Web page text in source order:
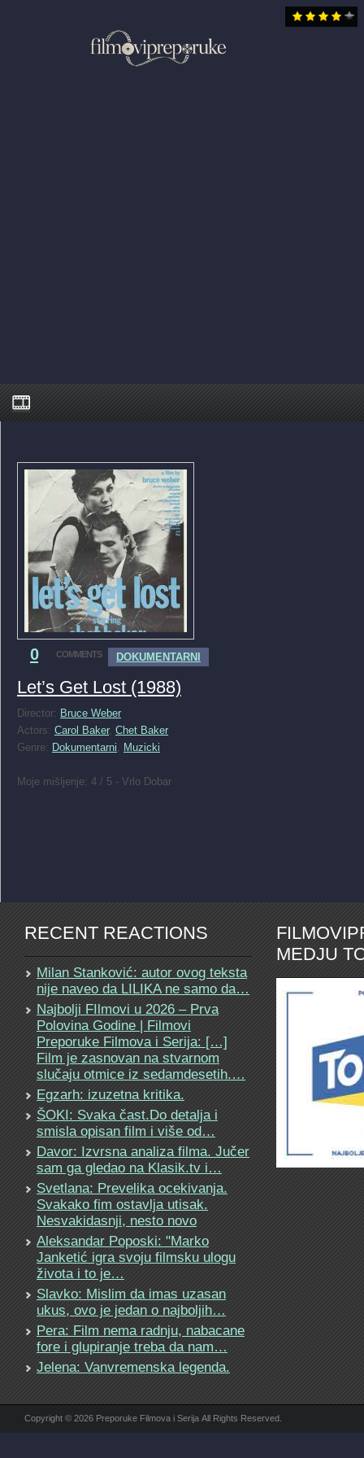
0 COMMENTS DOKUMENTARNI
Let’s Get Lost (1988)
Director: Bruce Weber
Actors: Carol Baker, Chet Baker
Genre: Dokumentarni, Muzicki
Moje mišljenje: 4 / 5 - Vrlo Dobar
RECENT REACTIONS
Milan Stanković: autor ovog teksta
nije naveo da LILIKA ne samo da…
Najbolji FIlmovi u 2026 – Prva
Polovina Godine | Filmovi
Preporuke Filmova i Serija: […]
Film je zasnovan na stvarnom
slučaju otmice iz sedamdesetih.…
Egzarh: izuzetna kritika.
ŠOKI: Svaka čast.Do detalja i
smisla opisan film i više od…
Davor: Izvrsna analiza filma. Jučer
sam ga gledao na Klasik.tv i…
Svetlana: Prevelika ocekivanja.
Svakako fim ostavlja utisak.
Nesvakidasnji, nesto novo
Aleksandar Poposki: "Marko
Janketić igra svoju filmsku ulogu
života i to je…
Slavko: Mislim da imas uzasan
ukus, ovo je jedan o najboljih…
Pera: Film nema radnju, nabacane
fore i glupiranje treba da nam…
Jelena: Vanvremenska legenda.
MEDJU
Copyright © 2026 Preporuke Filmova i Serija All Rights Reserved.